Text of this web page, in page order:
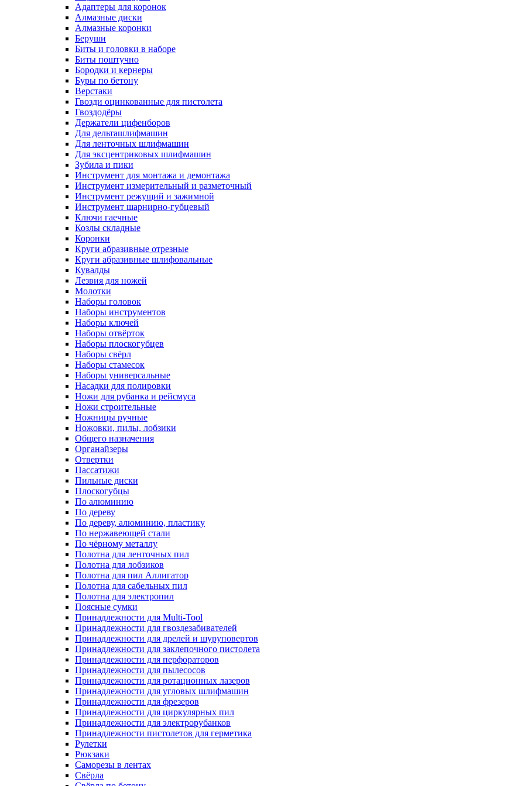
Адаптеры для коронок
Алмазные диски
Алмазные коронки
Беруши
Биты и головки в наборе
Биты поштучно
Бородки и кернеры
Буры по бетону
Верстаки
Гвозди оцинкованные для пистолета
Гвоздодёры
Держатели цифенборов
Для дельташлифмашин
Для ленточных шлифмашин
Для эксцентриковых шлифмашин
Зубила и пики
Инструмент для монтажа и демонтажа
Инструмент измерительный и разметочный
Инструмент режущий и зажимной
Инструмент шарнирно-губцевый
Ключи гаечные
Козлы складные
Коронки
Круги абразивные отрезные
Круги абразивные шлифовальные
Кувалды
Лезвия для ножей
Молотки
Наборы головок
Наборы инструментов
Наборы ключей
Наборы отвёрток
Наборы плоскогубцев
Наборы свёрл
Наборы стамесок
Наборы универсальные
Насадки для полировки
Ножи для рубанка и рейсмуса
Ножи строительные
Ножницы ручные
Ножовки, пилы, лобзики
Общего назначения
Органайзеры
Отвертки
Пассатижи
Пильные диски
Плоскогубцы
По алюминию
По дереву
По дереву, алюминию, пластику
По нержавеющей стали
По чёрному металлу
Полотна для ленточных пил
Полотна для лобзиков
Полотна для пил Аллигатор
Полотна для сабельных пил
Полотна для электропил
Поясные сумки
Принадлежности для Multi-Tool
Принадлежности для гвоздезабивателей
Принадлежности для дрелей и шуруповертов
Принадлежности для заклепочного пистолета
Принадлежности для перфораторов
Принадлежности для пылесосов
Принадлежности для ротационных лазеров
Принадлежности для угловых шлифмашин
Принадлежности для фрезеров
Принадлежности для циркулярных пил
Принадлежности для электрорубанков
Принадлежности пистолетов для герметика
Рулетки
Рюкзаки
Саморезы в лентах
Свёрла